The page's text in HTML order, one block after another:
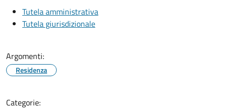
Tutela amministrativa
Tutela giurisdizionale
Argomenti:
Residenza
Categorie: